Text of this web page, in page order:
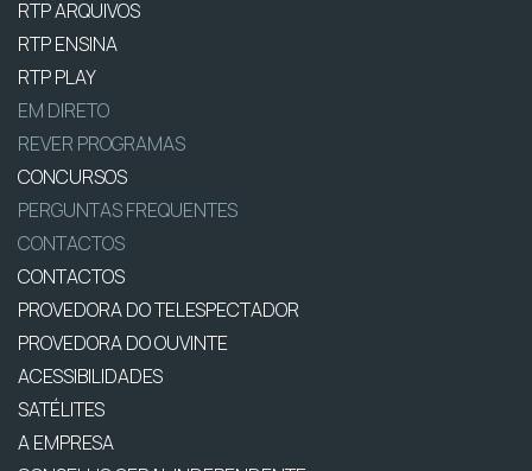
RTP ARQUIVOS
RTP ENSINA
RTP PLAY
EM DIRETO
REVER PROGRAMAS
CONCURSOS
PERGUNTAS FREQUENTES
CONTACTOS
CONTACTOS
PROVEDORA DO TELESPECTADOR
PROVEDORA DO OUVINTE
ACESSIBILIDADES
SATÉLITES
A EMPRESA